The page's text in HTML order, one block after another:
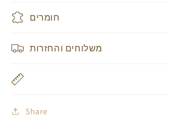
חומרים
משלוחים והחזרות
Share